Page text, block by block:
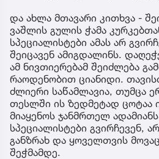
და ახლა მთავარი კითხვა -
ვაშლის გულის ჭამა
სპეციალისტები ამას არ
შეიცავენ ამიგდალინს.
ამ ნივთიერებამ შეიძლება
რაოდენობით ციანიდი.
ძლიერი საწამლავია, თუმცა
თესლში ის ზედმეტად ცოტაა
მიაყენოს ჯანმრთელ
სპეციალისტები გვირჩევენ,
განზრახ და ყოველთვის
შეჭმამდე.